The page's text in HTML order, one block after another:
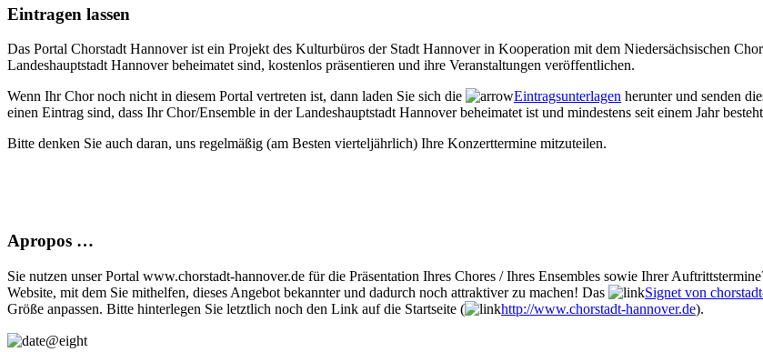
Eintragen lassen
Das Portal Chorstadt Hannover ist ein Projekt des Kulturbüros der Stadt Hannover in Kooperation mit dem Niedersächsischen
Landeshauptstadt Hannover beheimatet sind, kostenlos präsentieren und ihre Veranstaltungen veröffentlichen.
Wenn Ihr Chor noch nicht in diesem Portal vertreten ist, dann laden Sie sich die
Eintragsunterlagen herunter und senden
einen Eintrag sind, dass Ihr Chor/Ensemble in der Landeshauptstadt Hannover beheimatet ist und mindestens seit einem Jahr
Bitte denken Sie auch daran, uns regelmäßig (am Besten vierteljährlich) Ihre Konzerttermine mitzuteilen.
Apropos …
Sie nutzen unser Portal www.chorstadt-hannover.de für die Präsentation Ihres Chores / Ihres Ensembles sowie Ihrer
Website, mit dem Sie mithelfen, dieses Angebot bekannter und dadurch noch attraktiver zu machen! Das
Signet von
Größe anpassen. Bitte hinterlegen Sie letztlich noch den Link auf die Startseite (
http://www.chorstadt-hannover.de).